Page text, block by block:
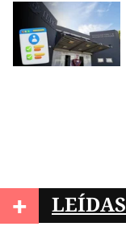
+ LEÍDAS